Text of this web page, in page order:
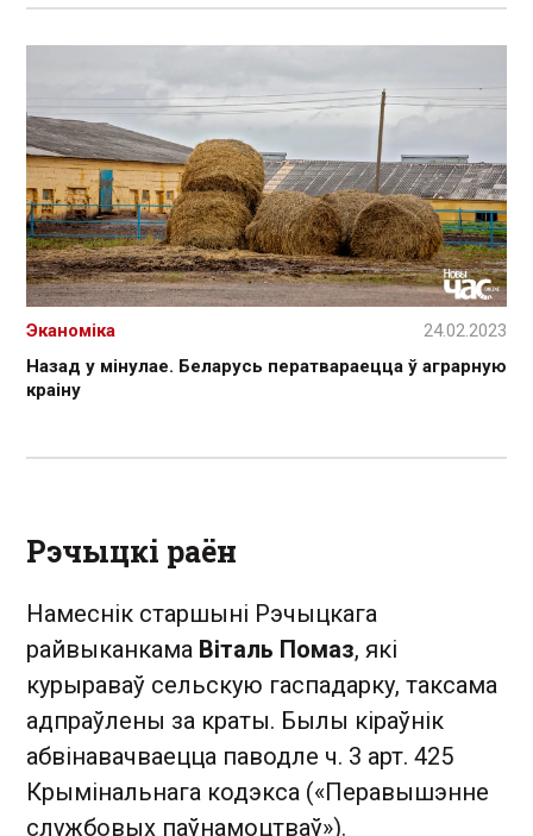
Назад у мінулае. Беларусь ператвараецца ў аграрную
краіну
Эканоміка 24.02.2023
Рэчыцкі раён
Намеснік старшыні Рэчыцкага
райвыканкама Віталь Помаз, які
курыраваў сельскую гаспадарку, таксама
адпраўлены за краты. Былы кіраўнік
абвінавачваецца паводле ч. 3 арт. 425
Крымінальнага кодэкса («Перавышэнне
службовых паўнамоцтваў»).